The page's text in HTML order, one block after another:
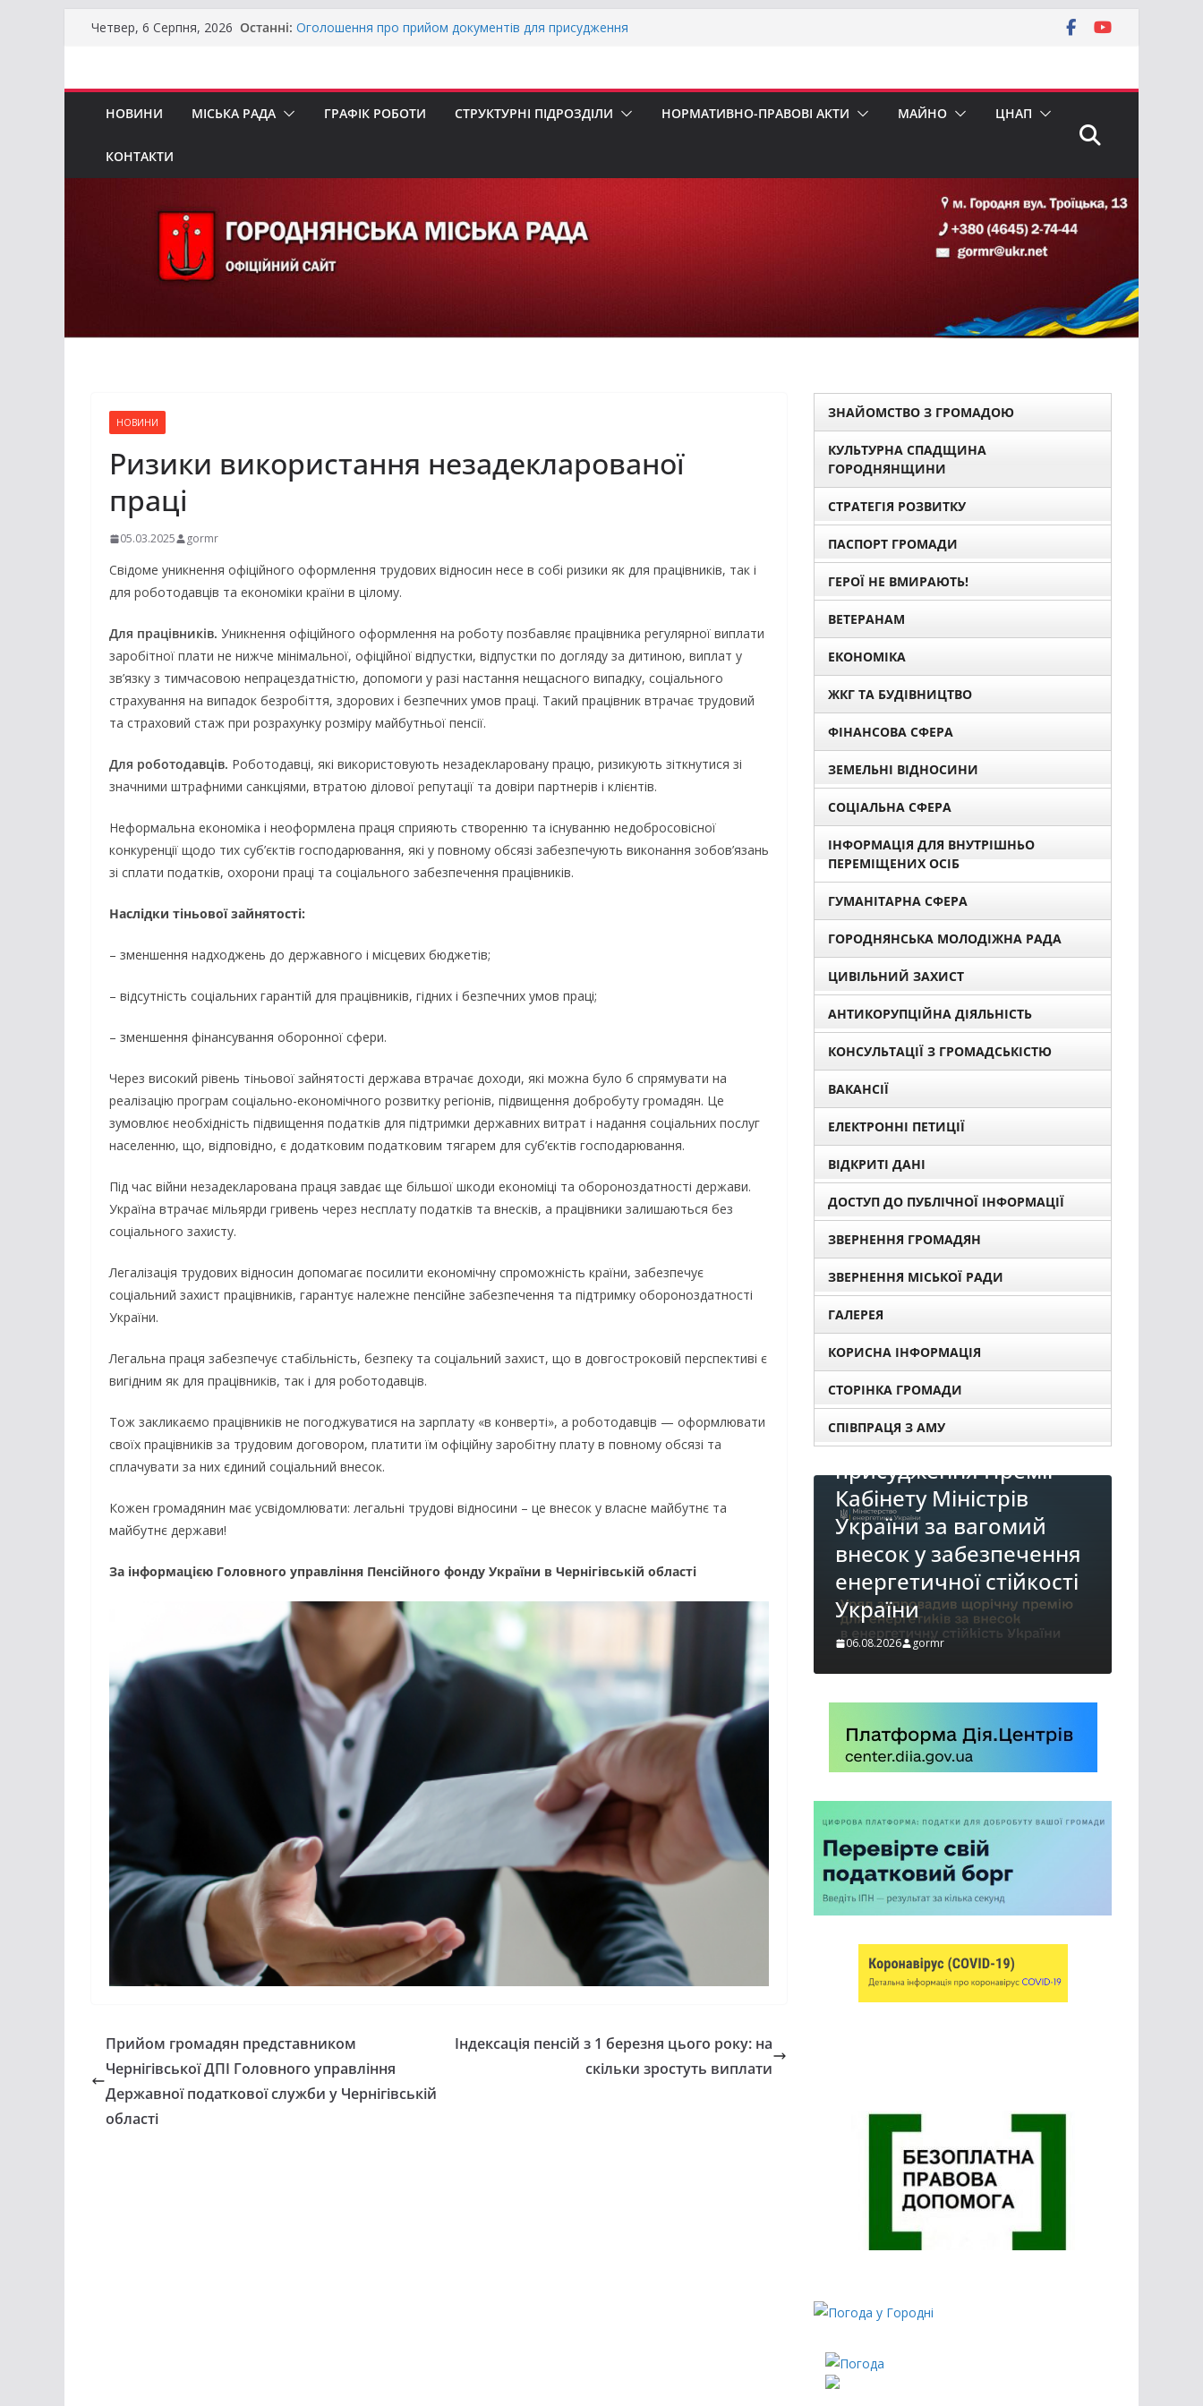
Перейти
Четвер, 6 Серпня, 2026 Останні: Оголошення про прийом документів для присудження
бізнесу»
НОВИНИ МІСЬКА РАДА ГРАФІК РОБОТИ СТРУКТУРНІ ПІДРОЗДІЛИ НОРМАТИВНО-ПРАВОВІ АКТИ МАЙНО ЦНАП
КОНТАКТИ
НОВИНИ
Ризики використання незадекларованої
праці
05.03.2025 gormr
Свідоме уникнення офіційного оформлення трудових відносин несе в собі ризики як для працівників, так і
для роботодавців та економіки країни в цілому.
Для працівників. Уникнення офіційного оформлення на роботу позбавляє працівника регулярної виплати
заробітної плати не нижче мінімальної, офіційної відпустки, відпустки по догляду за дитиною, виплат у
зв’язку з тимчасовою непрацездатністю, допомоги у разі настання нещасного випадку, соціального
страхування на випадок безробіття, здорових і безпечних умов праці. Такий працівник втрачає трудовий
та страховий стаж при розрахунку розміру майбутньої пенсії.
Для роботодавців. Роботодавці, які використовують незадекларовану працю, ризикують зіткнутися зі
значними штрафними санкціями, втратою ділової репутації та довіри партнерів і клієнтів.
Неформальна економіка і неоформлена праця сприяють створенню та існуванню недобросовісної
конкуренції щодо тих суб’єктів господарювання, які у повному обсязі забезпечують виконання зобов’язань
зі сплати податків, охорони праці та соціального забезпечення працівників.
Наслідки тіньової зайнятості:
– зменшення надходжень до державного і місцевих бюджетів;
– відсутність соціальних гарантій для працівників, гідних і безпечних умов праці;
– зменшення фінансування оборонної сфери.
Через високий рівень тіньової зайнятості держава втрачає доходи, які можна було б спрямувати на
реалізацію програм соціально-економічного розвитку регіонів, підвищення добробуту громадян. Це
зумовлює необхідність підвищення податків для підтримки державних витрат і надання соціальних послуг
населенню, що, відповідно, є додатковим податковим тягарем для суб’єктів господарювання.
Під час війни незадекларована праця завдає ще більшої шкоди економіці та обороноздатності держави.
Україна втрачає мільярди гривень через несплату податків та внесків, а працівники залишаються без
соціального захисту.
Легалізація трудових відносин допомагає посилити економічну спроможність країни, забезпечує
соціальний захист працівників, гарантує належне пенсійне забезпечення та підтримку обороноздатності
України.
Легальна праця забезпечує стабільність, безпеку та соціальний захист, що в довгостроковій перспективі є
вигідним як для працівників, так і для роботодавців.
Тож закликаємо працівників не погоджуватися на зарплату «в конверті», а роботодавців — оформлювати
своїх працівників за трудовим договором, платити їм офіційну заробітну плату в повному обсязі та
сплачувати за них єдиний соціальний внесок.
Кожен громадянин має усвідомлювати: легальні трудові відносини – це внесок у власне майбутнє та
майбутнє держави!
За інформацією Головного управління Пенсійного фонду України в Чернігівській області
Прийом громадян представником
Чернігівської ДПІ Головного управління
Державної податкової служби у Чернігівській
області
Індексація пенсій з 1 березня цього року: на
скільки зростуть виплати
ЗНАЙОМСТВО З ГРОМАДОЮ
КУЛЬТУРНА СПАДЩИНА
ГОРОДНЯНЩИНИ
СТРАТЕГІЯ РОЗВИТКУ
ПАСПОРТ ГРОМАДИ
ГЕРОЇ НЕ ВМИРАЮТЬ!
ВЕТЕРАНАМ
ЕКОНОМІКА
ЖКГ ТА БУДІВНИЦТВО
ФІНАНСОВА СФЕРА
ЗЕМЕЛЬНІ ВІДНОСИНИ
СОЦІАЛЬНА СФЕРА
ІНФОРМАЦІЯ ДЛЯ ВНУТРІШНЬО
ПЕРЕМІЩЕНИХ ОСІБ
ГУМАНІТАРНА СФЕРА
ГОРОДНЯНСЬКА МОЛОДІЖНА РАДА
ЦИВІЛЬНИЙ ЗАХИСТ
АНТИКОРУПЦІЙНА ДІЯЛЬНІСТЬ
КОНСУЛЬТАЦІЇ З ГРОМАДСЬКІСТЮ
ВАКАНСІЇ
ЕЛЕКТРОННІ ПЕТИЦІЇ
ВІДКРИТІ ДАНІ
ДОСТУП ДО ПУБЛІЧНОЇ ІНФОРМАЦІЇ
ЗВЕРНЕННЯ ГРОМАДЯН
ЗВЕРНЕННЯ МІСЬКОЇ РАДИ
ГАЛЕРЕЯ
КОРИСНА ІНФОРМАЦІЯ
СТОРІНКА ГРОМАДИ
СПІВПРАЦЯ З АМУ
Батьки майбутніх
«Пакунок школяра»
06.08.2026 gormr
Останніми днями
жителів громади
справжньою літньою
спекою
06.08.2026 gormr
Оголошення про
прийом документів для
присудження Премії
Кабінету Міністрів
України за вагомий
внесок у забезпечення
енергетичної стійкості
України
НОВИНИ
До уваги
бізнесу!
06.08.2026 gormr